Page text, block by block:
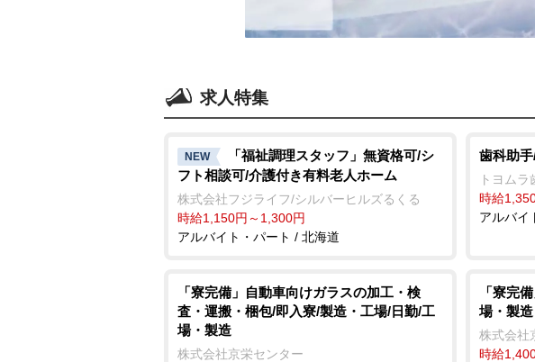
求人特集
NEW
「福祉調理スタッフ」無資格可/シ
フト相談可/介護付き有料老人ホーム
株式会社フジライフ/シルバーヒルズるくる
時給1,150円～1,300円
アルバイト・パート / 北海道
歯科助
トヨムラ
時給
アルバイ
「寮完備」自動車向けガラスの加工・検
査・運搬・梱包/即入寮/製造・工場/日勤/工
場・製造
株式会社京栄センター
「寮完
場・製造
株式会社
時給